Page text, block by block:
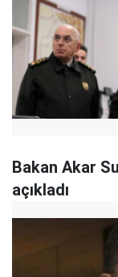
Bakan Akar
açıkladı